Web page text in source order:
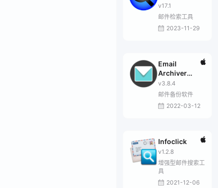
Pro
v17.1
邮件检索工具
2023-11-29
Email
Archiver
Enterprise
v3.8.4
邮件备份软件
2022-03-12
Infoclick
v1.2.8
增强型邮件搜索工
具
2021-12-06